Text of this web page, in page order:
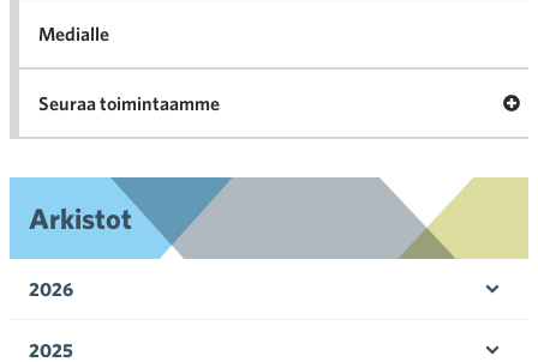
Medialle
Seuraa toimintaamme
Arkistot
2026
2025